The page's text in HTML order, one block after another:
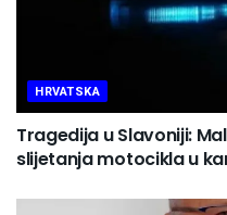
HRVATSKA
Tragedija u Slavoniji:
slijetanja motocikla u